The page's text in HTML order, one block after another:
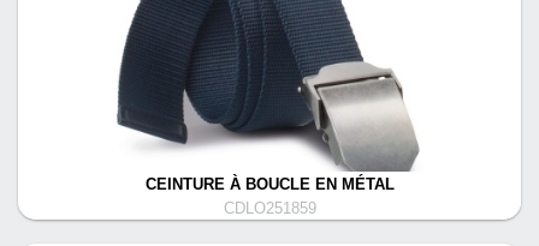
CEINTURE À BOUCLE EN MÉTAL
CDLO251859